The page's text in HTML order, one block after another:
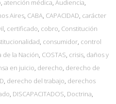
, atención médica, Audiencia,
Aires, CABA, CAPACIDAD, carácter
, certificado, cobro, Constitución
, consumidor, control
de la Nación, COSTAS, crisis, daños y
en juicio, derecho, derecho de
, derecho del trabajo, derechos
, DISCAPACITADOS, Doctrina,